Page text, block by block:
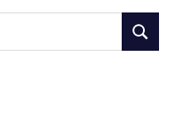
SUCHEN